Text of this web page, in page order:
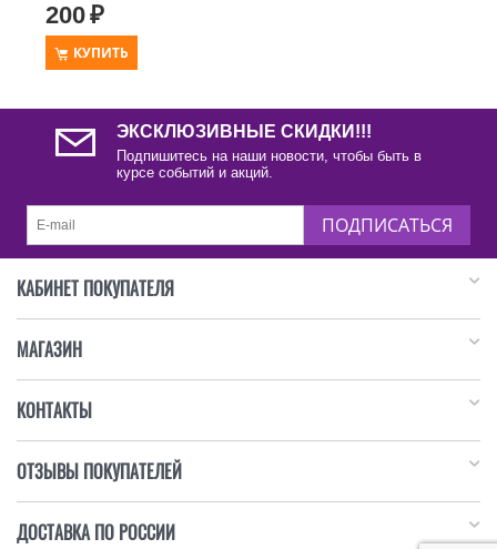
200₽
КУПИТЬ
ЭКСКЛЮЗИВНЫЕ СКИДКИ!!!
Подпишитесь на наши новости, чтобы быть в
курсе событий и акций.
ПОДПИСАТЬСЯ
КАБИНЕТ ПОКУПАТЕЛЯ
МАГАЗИН
КОНТАКТЫ
ОТЗЫВЫ ПОКУПАТЕЛЕЙ
ДОСТАВКА ПО РОССИИ